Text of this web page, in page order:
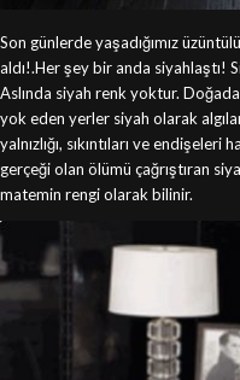
Son günlerde yaşadığımız
aldı!.Her şey bir anda siyahlaştı!
Aslında siyah renk yoktur.
yok eden yerler siyah olarak
yalnızlığı, sıkıntıları ve
gerçeği olan ölümü çağrıştıran
matemin rengi olarak bilinir.